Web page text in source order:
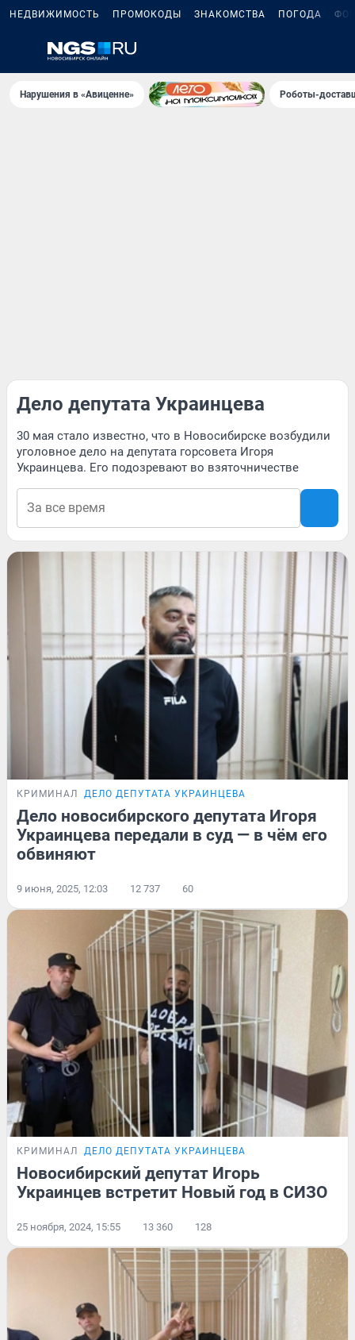
НЕДВИЖИМОСТЬ ПРОМОКОДЫ ЗНАКОМСТВА ПОГОДА
Нарушения в «Авиценне» Роботы-
Дело депутата Украинцева
30 мая стало известно, что в Новосибирске возбудили
уголовное дело на депутата горсовета Игоря
Украинцева. Его подозревают во взяточничестве
КРИМИНАЛ ДЕЛО ДЕПУТАТА УКРАИНЦЕВА
Дело новосибирского депутата Игоря
Украинцева передали в суд — в чём его
обвиняют
9 июня, 2025, 12:03 12 737 60
КРИМИНАЛ ДЕЛО ДЕПУТАТА УКРАИНЦЕВА
Новосибирский депутат Игорь
Украинцев встретит Новый год в СИЗО
25 ноября, 2024, 15:55 13 360 128